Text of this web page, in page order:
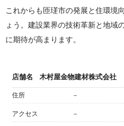
これからも匝瑳市の発展と住環境
ょう。建設業界の技術革新と地域
に期待が高まります。
店舗名 木村屋金物建材株式会社
住所 －
アクセス －